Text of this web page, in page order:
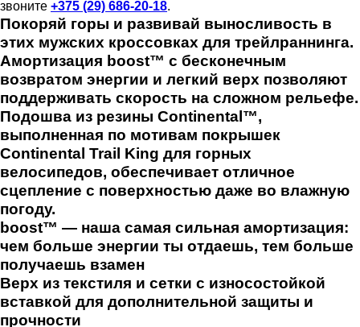
звоните +375 (29) 686-20-18.
Покоряй горы и развивай выносливость в
этих мужских кроссовках для трейлраннинга.
Амортизация boost™ с бесконечным
возвратом энергии и легкий верх позволяют
поддерживать скорость на сложном рельефе.
Подошва из резины Continental™,
выполненная по мотивам покрышек
Continental Trail King для горных
велосипедов, обеспечивает отличное
сцепление с поверхностью даже во влажную
погоду.
boost™ — наша самая сильная амортизация:
чем больше энергии ты отдаешь, тем больше
получаешь взамен
Верх из текстиля и сетки с износостойкой
вставкой для дополнительной защиты и
прочности